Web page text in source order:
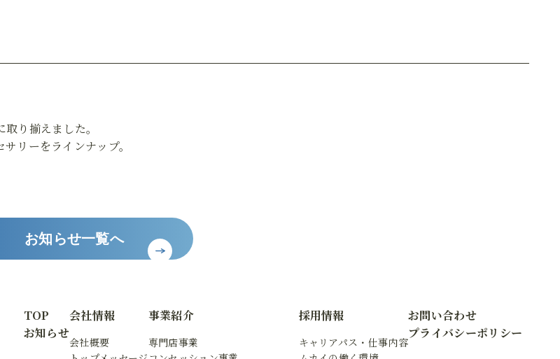
り揃えました。
リーをラインナップ。
お知らせ一覧へ
TOP
お知らせ
会社情報
会社概要
事業紹介
専門店事業
採用情報
キャリアパス・仕事内容
お問い合わせ
プライバシーポリシー